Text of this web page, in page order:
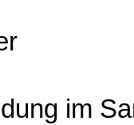
im